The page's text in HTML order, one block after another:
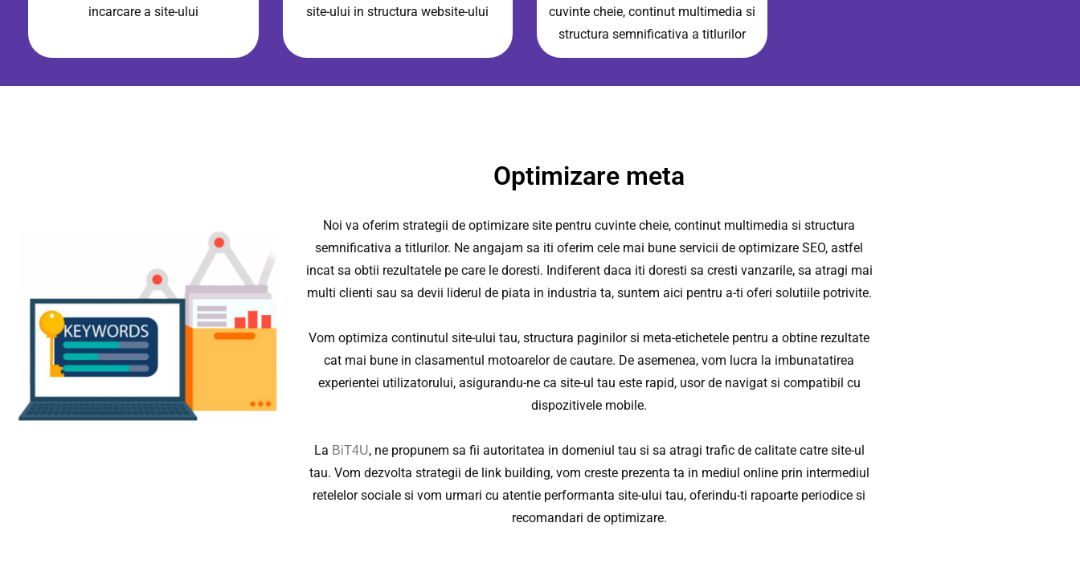
incarcare a site-ului
site-ului in structura website-ului
cuvinte cheie, continut multimedia si
structura semnificativa a titlurilor
Optimizare meta
Noi va oferim strategii de optimizare site pentru cuvinte cheie, continut multimedia si structura
semnificativa a titlurilor. Ne angajam sa iti oferim cele mai bune servicii de optimizare SEO, astfel
incat sa obtii rezultatele pe care le doresti. Indiferent daca iti doresti sa cresti vanzarile, sa atragi mai
multi clienti sau sa devii liderul de piata in industria ta, suntem aici pentru a-ti oferi solutiile potrivite.
Vom optimiza continutul site-ului tau, structura paginilor si meta-etichetele pentru a obtine rezultate
cat mai bune in clasamentul motoarelor de cautare. De asemenea, vom lucra la imbunatatirea
experientei utilizatorului, asigurandu-ne ca site-ul tau este rapid, usor de navigat si compatibil cu
dispozitivele mobile.
La BiT4U, ne propunem sa fii autoritatea in domeniul tau si sa atragi trafic de calitate catre site-ul
tau. Vom dezvolta strategii de link building, vom creste prezenta ta in mediul online prin intermediul
retelelor sociale si vom urmari cu atentie performanta site-ului tau, oferindu-ti rapoarte periodice si
recomandari de optimizare.